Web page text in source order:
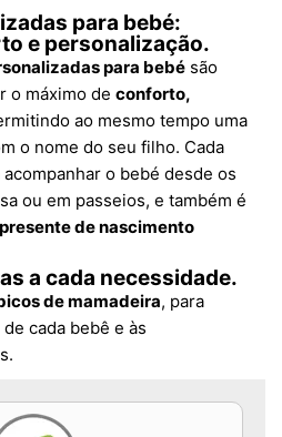
para bebé:
e personalização.
para bebé são
o máximo de conforto,
ao mesmo tempo uma
o nome do seu filho. Cada
o bebé desde os
ou em passeios, e também é
presente de nascimento
a cada necessidade.
de mamadeira, para
cada bebê e às